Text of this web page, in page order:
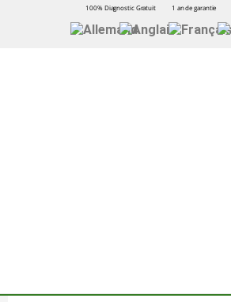
100% Diagnostic Gratuit 1 an de garantie